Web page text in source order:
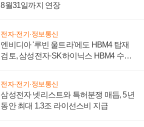
8월31일까지 연장
전자·전기·정보통신
엔비디아 '루빈 울트라'에도 HBM4 탑재
검토, 삼성전자·SK하이닉스 HBM4 수율
전자·전기·정보통신
삼성전자 넷리스트와 특허분쟁 매듭, 5년
동안 최대 1.3조 라이선스비 지급